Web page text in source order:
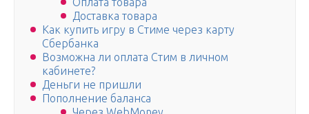
Доставка товара
Как купить игру в Стиме через карту
Сбербанка
Возможна ли оплата Стим в личном
кабинете?
Деньги не пришли
Пополнение баланса